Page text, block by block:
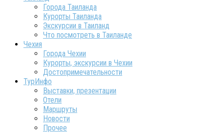
Города Таиланда
Курорты Таиланда
Экскурсии в Таиланд
Что посмотреть в Таиланде
Чехия
Города Чехии
Курорты, экскурсии в Чехии
Достопримечательности
ТурИнфо
Выставки, презентации
Отели
Маршруты
Новости
Прочее